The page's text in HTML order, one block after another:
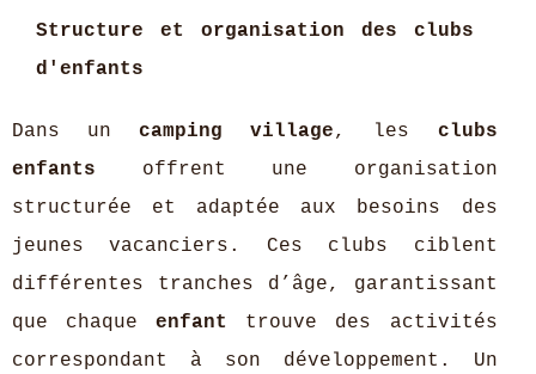
Structure et organisation des clubs
d'enfants
Dans uncamping village, les clubs
enfants offrent une organisation
structurée et adaptée aux besoins des
jeunes vacanciers. Ces clubs ciblent
différentes tranches d’âge, garantissant
que chaqueenfant
trouve des activités
correspondant à son développement. Un